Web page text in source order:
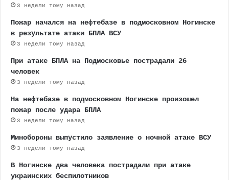
3 недели тому назад
Пожар начался на нефтебазе в подмосковном Ногинске
в результате атаки БПЛА ВСУ
3 недели тому назад
При атаке БПЛА на Подмосковье пострадали 26
человек
3 недели тому назад
На нефтебазе в подмосковном Ногинске произошел
пожар после удара БПЛА
3 недели тому назад
Минобороны выпустило заявление о ночной атаке ВСУ
3 недели тому назад
В Ногинске два человека пострадали при атаке
украинских беспилотников